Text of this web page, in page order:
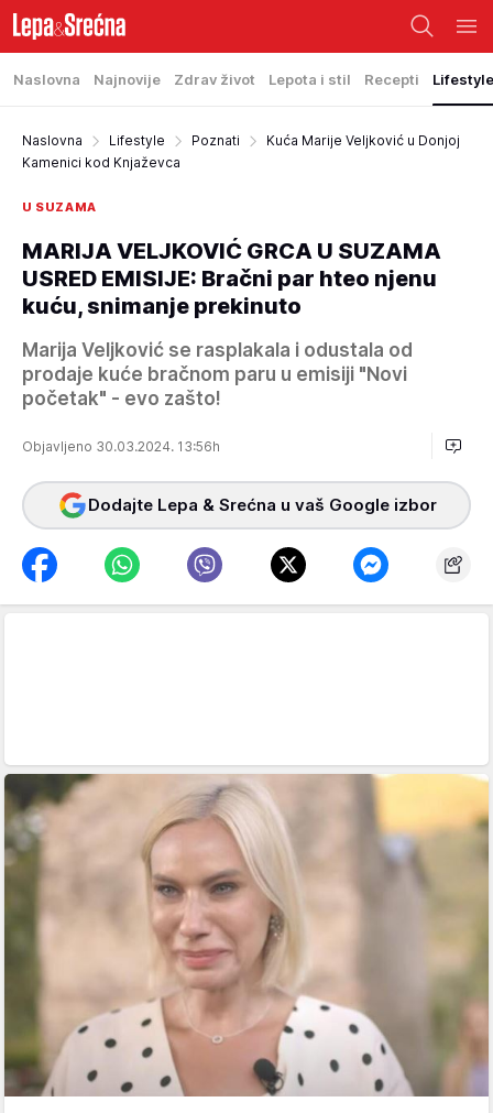
Naslovna Najnovije Zdrav život Lepota i stil Recepti Lifestyle
Naslovna Lifestyle Poznati
Kuća Marije Veljković u Donjoj
Kamenici kod Knjaževca
U SUZAMA
MARIJA VELJKOVIĆ GRCA U SUZAMA
USRED EMISIJE: Bračni par hteo njenu
kuću, snimanje prekinuto
Marija Veljković se rasplakala i odustala od
prodaje kuće bračnom paru u emisiji "Novi
početak" - evo zašto!
Objavljeno 30.03.2024. 13:56h
Dodajte Lepa & Srećna u vaš Google izbor